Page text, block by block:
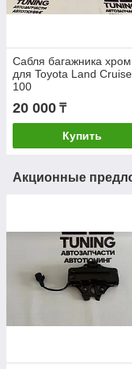
Сабля багажника хром
для Toyota Land
100
20 000 ₸
Купить
Акционные